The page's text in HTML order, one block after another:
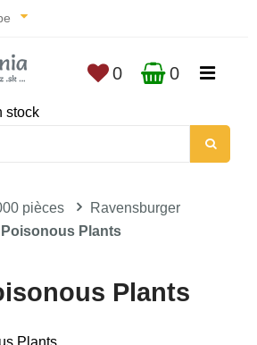
stock
0 0
pièces
Ravensburger
Poisonous Plants
Plants